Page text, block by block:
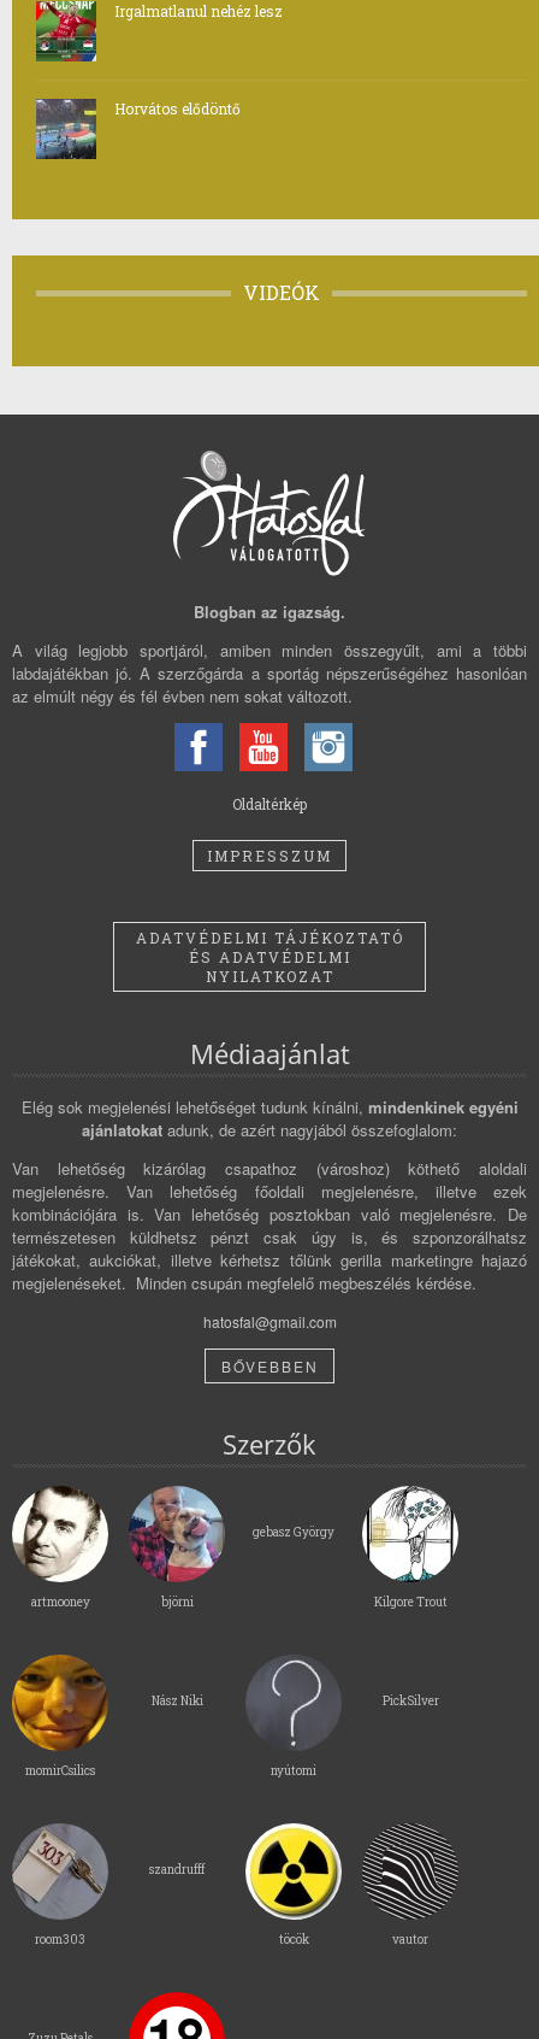
Irgalmatlanul nehéz lesz
Horvátos elődöntő
VIDEÓK
Blogban az igazság.
A világ legjobb sportjáról, amiben minden összegyűlt, ami a többi
labdajátékban jó. A szerzőgárda a sportág népszerűségéhez hasonlóan
az elmúlt négy és fél évben nem sokat változott.
Oldaltérkép
IMPRESSZUM
ADATVÉDELMI TÁJÉKOZTATÓ
ÉS ADATVÉDELMI
NYILATKOZAT
Médiaajánlat
Elég sok megjelenési lehetőséget tudunk kínálni, mindenkinek egyéni
ajánlatokat adunk, de azért nagyjából összefoglalom:
Van lehetőség kizárólag csapathoz (városhoz) köthető aloldali
megjelenésre. Van lehetőség főoldali megjelenésre, illetve ezek
kombinációjára is. Van lehetőség posztokban való megjelenésre. De
természetesen küldhetsz pénzt csak úgy is, és szponzorálhatsz
játékokat, aukciókat, illetve kérhetsz tőlünk gerilla marketingre hajazó
megjelenéseket. Minden csupán megfelelő megbeszélés kérdése.
hatosfal@gmail.com
BŐVEBBEN
Szerzők
artmooney björni
gebasz György
Kilgore Trout
momirCsilics
Nász Niki
nyútomi
PickSilver
room303
szandrufff
töcök vautor